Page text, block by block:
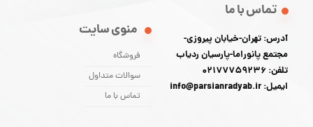
منوی سایت
فروشگاه
سوالات متداول
تماس با ما
تماس با ما
آدرس: تهران-خیابان پیروزی-
مجتمع پانوراما-پارسیان ردیاب
تلفن: 02177759236
ایمیل: info@parsianradyab.ir